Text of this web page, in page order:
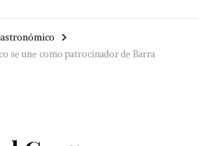
se une como patrocinador de Barra